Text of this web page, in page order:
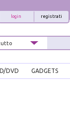
registrati
login
DVD GADGETS